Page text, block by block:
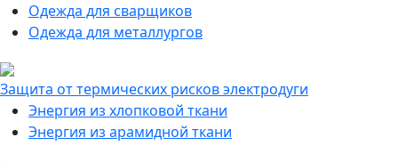
Одежда для сварщиков
Одежда для металлургов
Защита от термических рисков электродуги
Энергия из хлопковой ткани
Энергия из арамидной ткани